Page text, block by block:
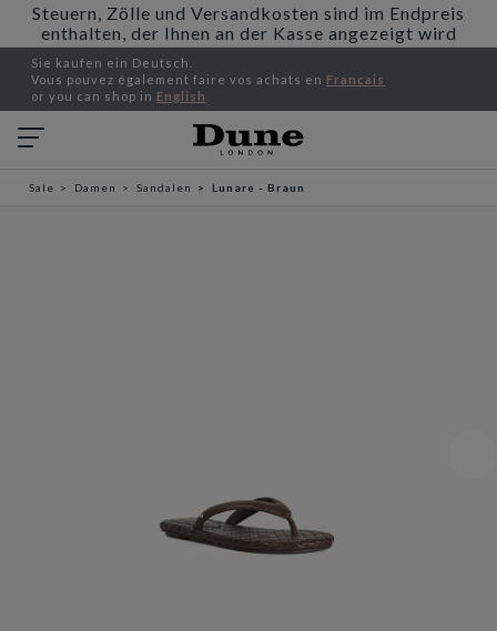
Steuern, Zölle und Versandkosten sind im Endpreis
enthalten, der Ihnen an der Kasse angezeigt wird
Sie kaufen ein Deutsch.
Vous pouvez également faire vos achats en Francais
or you can shop in English
Sale Damen Sandalen Lunare - Braun